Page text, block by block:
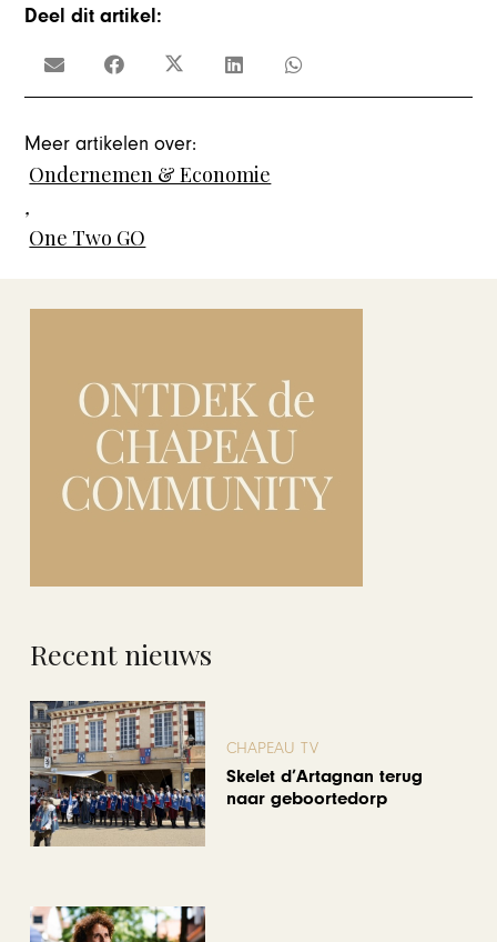
Deel dit artikel:
Meer artikelen over:
Ondernemen & Economie
,
One Two GO
Recent nieuws
CHAPEAU TV
Skelet d’Artagnan terug
naar geboortedorp